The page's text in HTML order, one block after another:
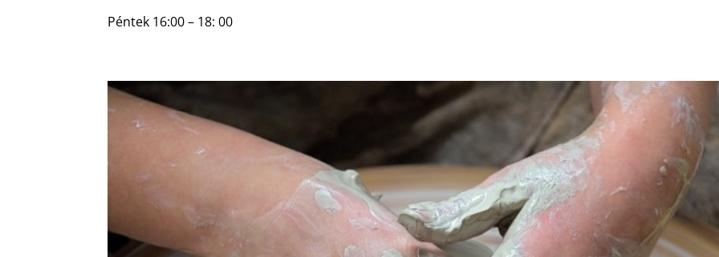
Péntek 16:00 – 18: 00